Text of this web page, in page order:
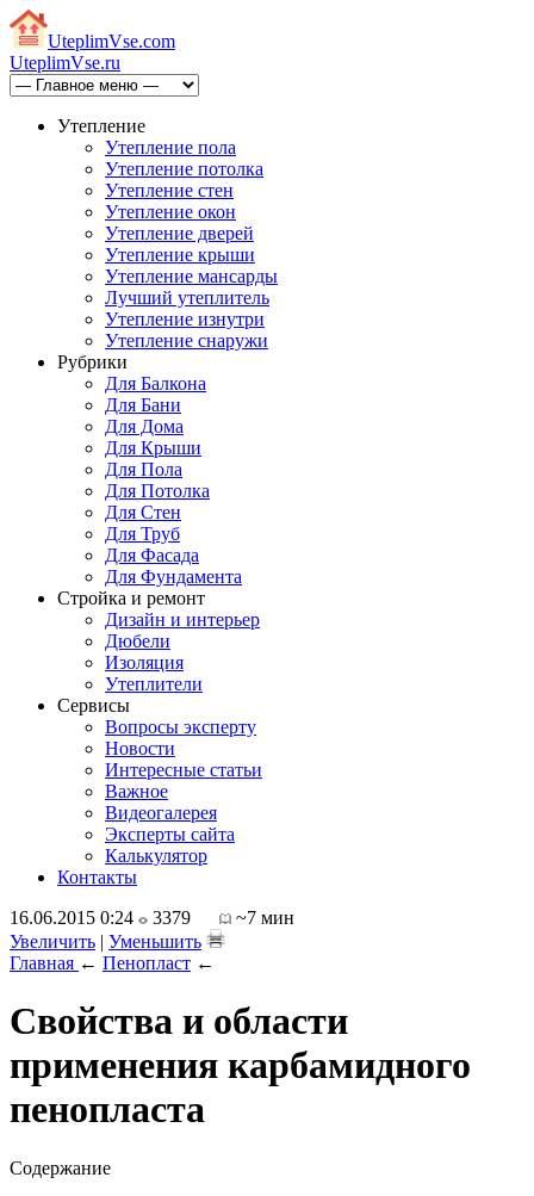
UteplimVse.com
UteplimVse.ru
Утепление
Утепление пола
Утепление потолка
Утепление стен
Утепление окон
Утепление дверей
Утепление крыши
Утепление мансарды
Лучший утеплитель
Утепление изнутри
Утепление снаружи
Рубрики
Для Балкона
Для Бани
Для Дома
Для Крыши
Для Пола
Для Потолка
Для Стен
Для Труб
Для Фасада
Для Фундамента
Стройка и ремонт
Дизайн и интерьер
Дюбели
Изоляция
Утеплители
Сервисы
Вопросы эксперту
Новости
Интересные статьи
Важное
Видеогалерея
Эксперты сайта
Калькулятор
Контакты
16.06.2015 0:24
3379
~7 мин
Увеличить | Уменьшить
Главная ← Пенопласт ←
Свойства и области
применения карбамидного
пенопласта
Содержание